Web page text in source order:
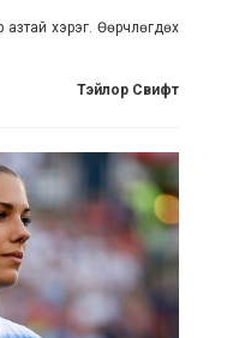
хэрэг. Өөрчлөгдөх
Тэйлор Свифт